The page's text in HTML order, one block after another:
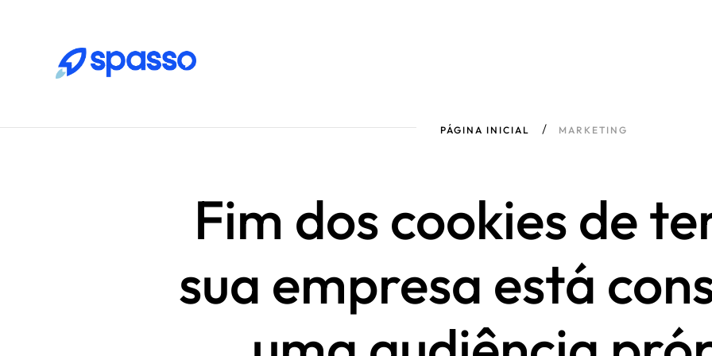
PÁGINA INICIAL MARKETING
Fim dos cookies de
sua empresa está